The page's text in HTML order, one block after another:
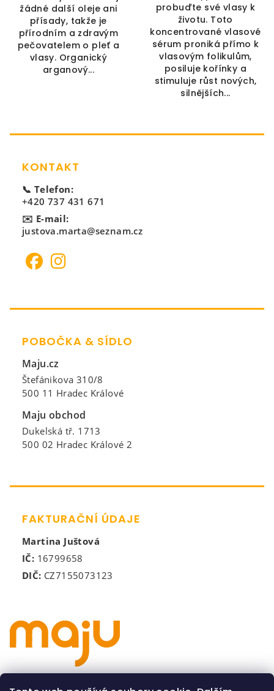
žádné další oleje ani
přísady, takže je
přírodním a zdravým
pečovatelem o pleť a
vlasy. Organický
arganový...
probuďte své vlasy k
životu. Toto
koncentrované vlasové
sérum proniká přímo k
vlasovým folikulům,
posiluje kořínky a
stimuluje růst nových,
silnějších...
Zápatí
KONTAKT
📞 Telefon:
+420 737 431 671
✉️ E-mail:
justova.marta@seznam.cz
POBOČKA & SÍDLO
Maju.cz
Štefánikova 310/8
500 11 Hradec Králové
Maju obchod
Dukelská tř. 1713
500 02 Hradec Králové 2
FAKTURAČNÍ ÚDAJE
Martina Juštová
IČ: 16799658
DIČ: CZ7155073123
Všeobecné obchodní podmínky